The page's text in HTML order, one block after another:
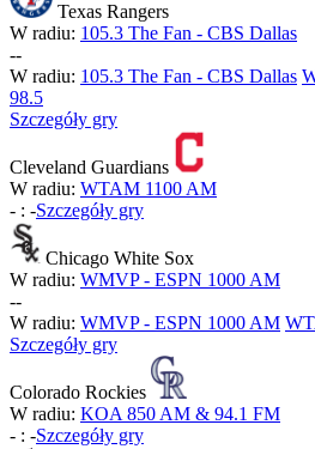
Texas Rangers
W radiu: 105.3 The Fan - CBS Dallas
--
W radiu: 105.3 The Fan - CBS Dallas
98.5
Szczegóły gry
Cleveland Guardians
W radiu: WTAM 1100 AM
- : -Szczegóły gry
Chicago White Sox
W radiu: WMVP - ESPN 1000 AM
--
W radiu: WMVP - ESPN 1000 AM
Szczegóły gry
Colorado Rockies
W radiu: KOA 850 AM & 94.1 FM
- : -Szczegóły gry